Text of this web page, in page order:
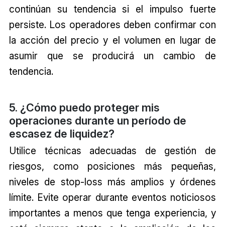
continúan su tendencia si el impulso fuerte
persiste. Los operadores deben confirmar con
la acción del precio y el volumen en lugar de
asumir que se producirá un cambio de
tendencia.
5. ¿Cómo puedo proteger mis
operaciones durante un período de
escasez de liquidez?
Utilice técnicas adecuadas de gestión de
riesgos, como posiciones más pequeñas,
niveles de stop-loss más amplios y órdenes
límite. Evite operar durante eventos noticiosos
importantes a menos que tenga experiencia, y